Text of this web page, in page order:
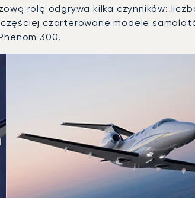
rolę odgrywa kilka czynników:
czarterowane modele
300.
modele statków powietrznych według